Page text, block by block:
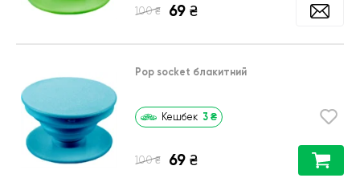
100 ₴ 69 ₴
Pop socket блакитний
Кешбек 3 ₴
100 ₴ 69 ₴